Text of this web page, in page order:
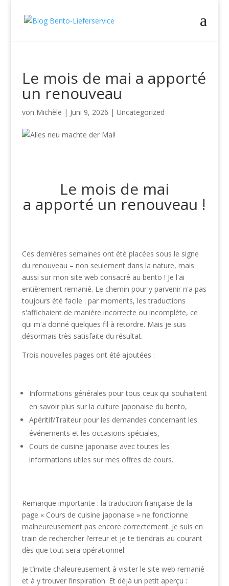
Le mois de mai a apporté
un renouveau
von Michèle | Juni 9, 2026 | Uncategorized
Le mois de mai
a apporté un renouveau !
Ces dernières semaines ont été placées sous le signe
du renouveau – non seulement dans la nature, mais
aussi sur mon site web consacré au bento ! Je l'ai
entièrement remanié. Le chemin pour y parvenir n'a pas
toujours été facile : par moments, les traductions
s'affichaient de manière incorrecte ou incomplète, ce
qui m'a donné quelques fil à retordre. Mais je suis
désormais très satisfaite du résultat.
Trois nouvelles pages ont été ajoutées :
Informations générales pour tous ceux qui souhaitent
en savoir plus sur la culture japonaise du bento,
Apéritif/Traiteur pour les demandes concernant les
événements et les occasions spéciales,
Cours de cuisine japonaise avec toutes les
informations utiles sur mes offres de cours.
Remarque importante : la traduction française de la
page « Cours de cuisine japonaise » ne fonctionne
malheureusement pas encore correctement. Je suis en
train de rechercher l’erreur et je te tiendrais au courant
dès que tout sera opérationnel.
Je t’invite chaleureusement à visiter le site web remanié
et à y trouver l’inspiration. Et déjà un petit aperçu :